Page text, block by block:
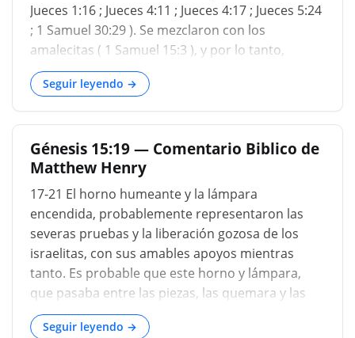
Jueces 1:16 ; Jueces 4:11 ; Jueces 4:17 ; Jueces 5:24
; 1 Samuel 30:29 ). Se mezclaron con los
amalecitas ( 1 Samuel 15:3 ), y por lo tanto,
perdieron su país, que cayó en posesión de
Israel, aunque continuaron en términos de
discusión amistosa con la na
Seguir leyendo →
Génesis 15:19 — Comentario Biblico de
Matthew Henry
17-21 El horno humeante y la lámpara
encendida, probablemente representaron las
severas pruebas y la liberación gozosa de los
israelitas, con sus amables apoyos mientras
tanto. Es probable que este horno y lámpara,
que pasaba entre las piezas, las quemara y las
consumiera, y así completara el sacrificio, y
atestiguara que Dios lo había aceptado. Por lo
Seguir leyendo →